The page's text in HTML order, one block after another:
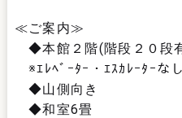
≪ご案内≫
◆本館２階(階段２０段
※ｴﾚﾍﾞｰﾀｰ・ｴｽｶﾚｰﾀｰなし
◆山側向き
◆和室6畳